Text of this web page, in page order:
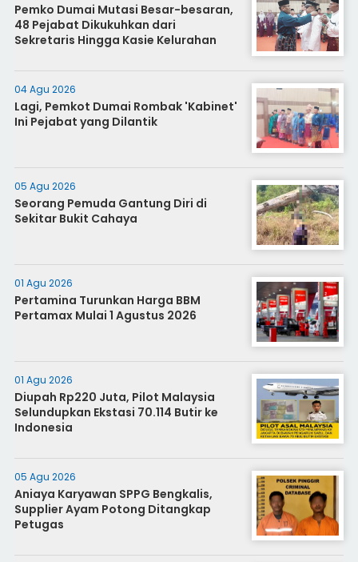
Pemko Dumai Mutasi Besar-besaran,
48 Pejabat Dikukuhkan dari
Sekretaris Hingga Kasie Kelurahan
04 Agu 2026
Lagi, Pemkot Dumai Rombak 'Kabinet'
Ini Pejabat yang Dilantik
05 Agu 2026
Seorang Pemuda Gantung Diri di
Sekitar Bukit Cahaya
01 Agu 2026
Pertamina Turunkan Harga BBM
Pertamax Mulai 1 Agustus 2026
01 Agu 2026
Diupah Rp220 Juta, Pilot Malaysia
Selundupkan Ekstasi 70.114 Butir ke
Indonesia
05 Agu 2026
Aniaya Karyawan SPPG Bengkalis,
Supplier Ayam Potong Ditangkap
Petugas